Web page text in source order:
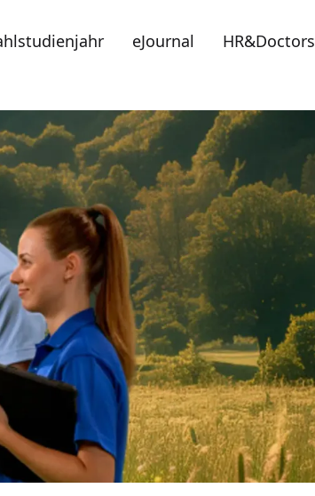
eJournal HR&Doctors